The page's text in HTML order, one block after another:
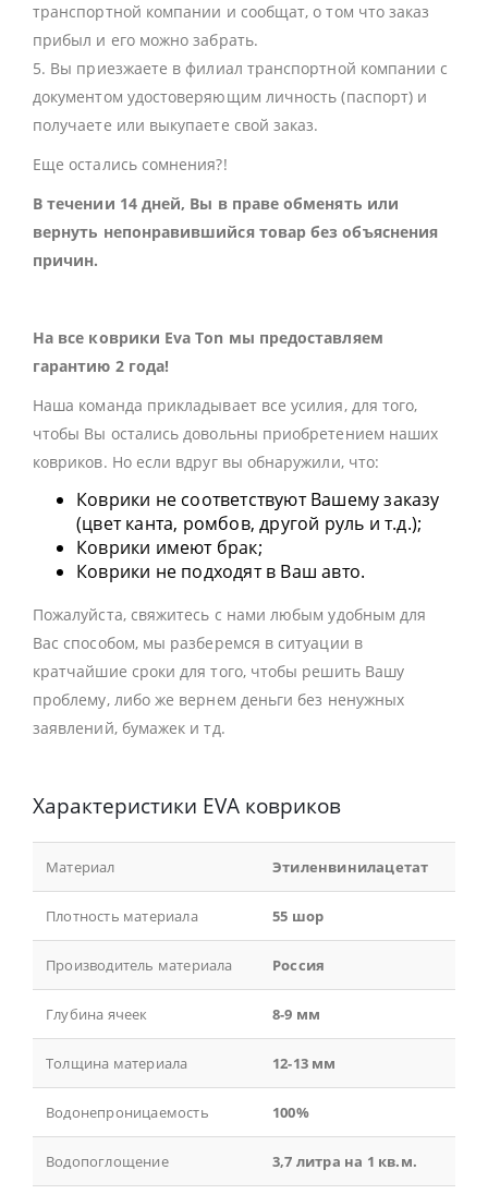
транспортной компании и сообщат, о том что заказ
прибыл и его можно забрать.
5. Вы приезжаете в филиал транспортной компании с
документом удостоверяющим личность (паспорт) и
получаете или выкупаете свой заказ.
Еще остались сомнения?!
В течении 14 дней, Вы в праве обменять или
вернуть непонравившийся товар без объяснения
причин.
На все коврики Eva Ton мы предоставляем
гарантию 2 года!
Наша команда прикладывает все усилия, для того,
чтобы Вы остались довольны приобретением наших
ковриков. Но если вдруг вы обнаружили, что:
Коврики не соответствуют Вашему заказу
(цвет канта, ромбов, другой руль и т.д.);
Коврики имеют брак;
Коврики не подходят в Ваш авто.
Пожалуйста, свяжитесь с нами любым удобным для
Вас способом, мы разберемся в ситуации в
кратчайшие сроки для того, чтобы решить Вашу
проблему, либо же вернем деньги без ненужных
заявлений, бумажек и тд.
Характеристики EVA ковриков
Материал Этиленвинилацетат
Плотность материала 55 шор
Производитель материала Россия
Глубина ячеек 8-9 мм
Толщина материала 12-13 мм
Водонепроницаемость 100%
Водопоглощение 3,7 литра на 1 кв.м.